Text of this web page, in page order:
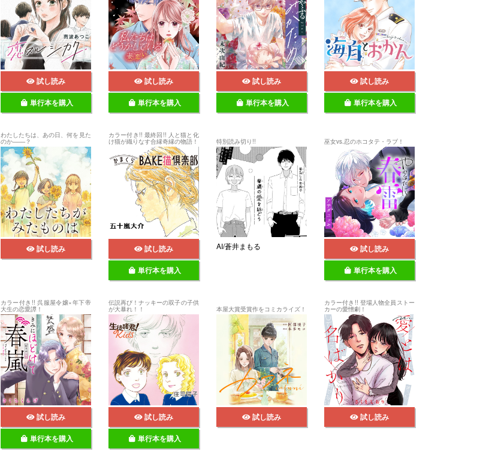
試し読み
単行本を購入
試し読み
単行本を購入
試し読み
単行本を購入
試し読み
単行本を購入
わたしたちは、あの日、何を見た
のか───？
試し読み
カラー付き!! 最終回!! 人と猫と化
け猫が織りなす合縁奇縁の物語！
試し読み
単行本を購入
特別読み切り!!
AI/蒼井まもる
巫女vs.忍のホコタテ・ラブ！
試し読み
単行本を購入
カラー付き!! 呉服屋令嬢×年下帝
大生の恋愛譚！
試し読み
単行本を購入
伝説再び！ナッキーの双子の子供
が大暴れ！！
試し読み
単行本を購入
本屋大賞受賞作をコミカライズ！
試し読み
カラー付き!! 登場人物全員ストー
カーの愛憎劇！
試し読み